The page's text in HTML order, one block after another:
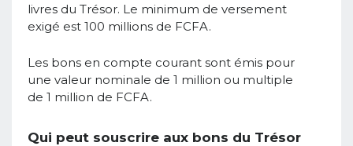
livres du Trésor. Le minimum de versement
exigé est 100 millions de FCFA.
Les bons en compte courant sont émis pour
une valeur nominale de 1 million ou multiple
de 1 million de FCFA.
Qui peut souscrire aux bons du Trésor